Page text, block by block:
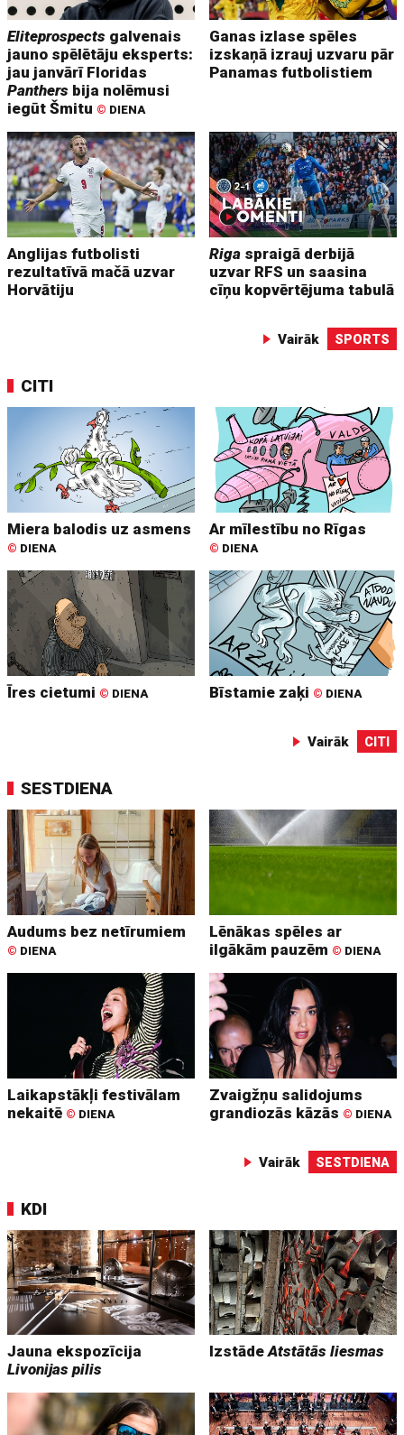
Eliteprospects galvenais
jauno spēlētāju eksperts:
jau janvārī Floridas
Panthers bija nolēmusi
iegūt Šmitu © DIENA
Ganas izlase spēles
izskaņā izrauj uzvaru pār
Panamas futbolistiem
Anglijas futbolisti
rezultatīvā mačā uzvar
Horvātiju
Riga spraigā derbijā
uzvar RFS un saasina
cīņu kopvērtējuma tabulā
Vairāk SPORTS
CITI
Miera balodis uz asmens
© DIENA
Ar mīlestību no Rīgas
© DIENA
Īres cietumi © DIENA Bīstamie zaķi © DIENA
Vairāk CITI
SESTDIENA
Audums bez netīrumiem
© DIENA
Lēnākas spēles ar
ilgākām pauzēm © DIENA
Laikapstākļi festivālam
nekaitē © DIENA
Zvaigžņu salidojums
grandiozās kāzās © DIENA
Vairāk SESTDIENA
KDI
Jauna ekspozīcija
Livonijas pilis
IzstādeAtstātās liesmas